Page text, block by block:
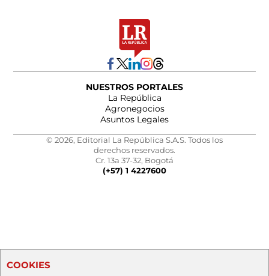
NUESTROS PORTALES
La República
Agronegocios
Asuntos Legales
© 2026, Editorial La República S.A.S. Todos los
derechos reservados.
Cr. 13a 37-32, Bogotá
(+57) 1 4227600
COOKIES